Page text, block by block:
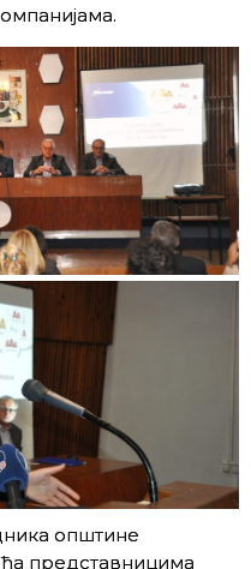
општине
представницима